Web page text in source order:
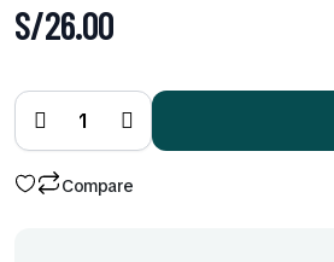
S/26.00
Pro Day
vainilla
Botella
320ml
x6 und
quantity
Compare